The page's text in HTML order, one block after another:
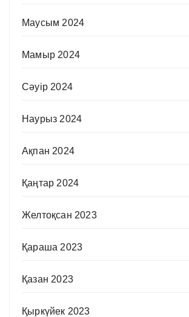
Маусым 2024
Мамыр 2024
Сәуір 2024
Наурыз 2024
Ақпан 2024
Қаңтар 2024
Желтоқсан 2023
Қараша 2023
Қазан 2023
Қыркүйек 2023